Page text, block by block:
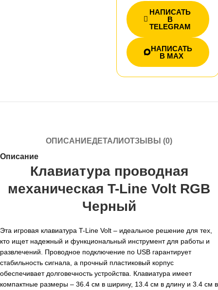
НАПИСАТЬ
В
TELEGRAM
НАПИСАТЬ
В MAX
ОПИСАНИЕДЕТАЛИОТЗЫВЫ (0)
Описание
Клавиатура проводная
механическая T-Line Volt RGB
Черный
Эта игровая клавиатура T-Line Volt – идеальное решение для тех,
кто ищет надежный и функциональный инструмент для работы и
развлечений. Проводное подключение по USB гарантирует
стабильность сигнала, а прочный пластиковый корпус
обеспечивает долговечность устройства. Клавиатура имеет
компактные размеры – 36.4 см в ширину, 13.4 см в длину и 3.4 см в